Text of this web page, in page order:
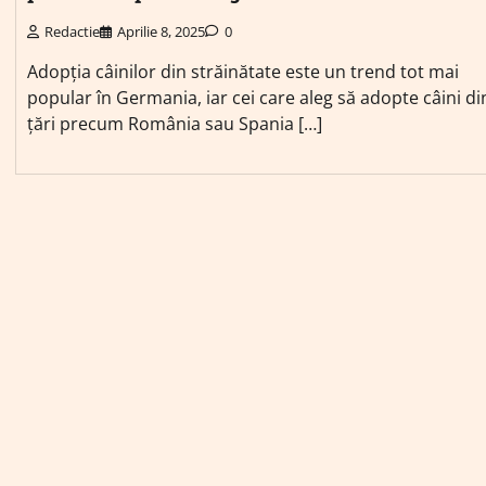
Redactie Aprilie 8, 2025 0
Adopția câinilor din străinătate este un trend tot mai
popular în Germania, iar cei care aleg să adopte câini
țări precum România sau Spania […]